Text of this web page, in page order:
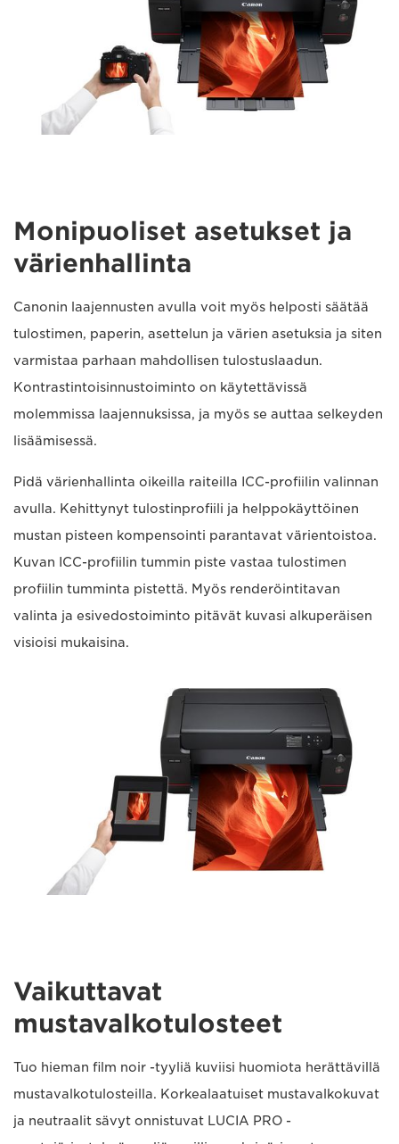
Monipuoliset asetukset ja
värienhallinta
Canonin laajennusten avulla voit myös helposti säätää
tulostimen, paperin, asettelun ja värien asetuksia ja siten
varmistaa parhaan mahdollisen tulostuslaadun.
Kontrastintoisinnustoiminto on käytettävissä
molemmissa laajennuksissa, ja myös se auttaa selkeyden
lisäämisessä.
Pidä värienhallinta oikeilla raiteilla ICC-profiilin valinnan
avulla. Kehittynyt tulostinprofiili ja helppokäyttöinen
mustan pisteen kompensointi parantavat värientoistoa.
Kuvan ICC-profiilin tummin piste vastaa tulostimen
profiilin tumminta pistettä. Myös renderöintitavan
valinta ja esivedostoiminto pitävät kuvasi alkuperäisen
visioisi mukaisina.
Vaikuttavat
mustavalkotulosteet
Tuo hieman film noir -tyyliä kuviisi huomiota herättävillä
mustavalkotulosteilla. Korkealaatuiset mustavalkokuvat
ja neutraalit sävyt onnistuvat LUCIA PRO -